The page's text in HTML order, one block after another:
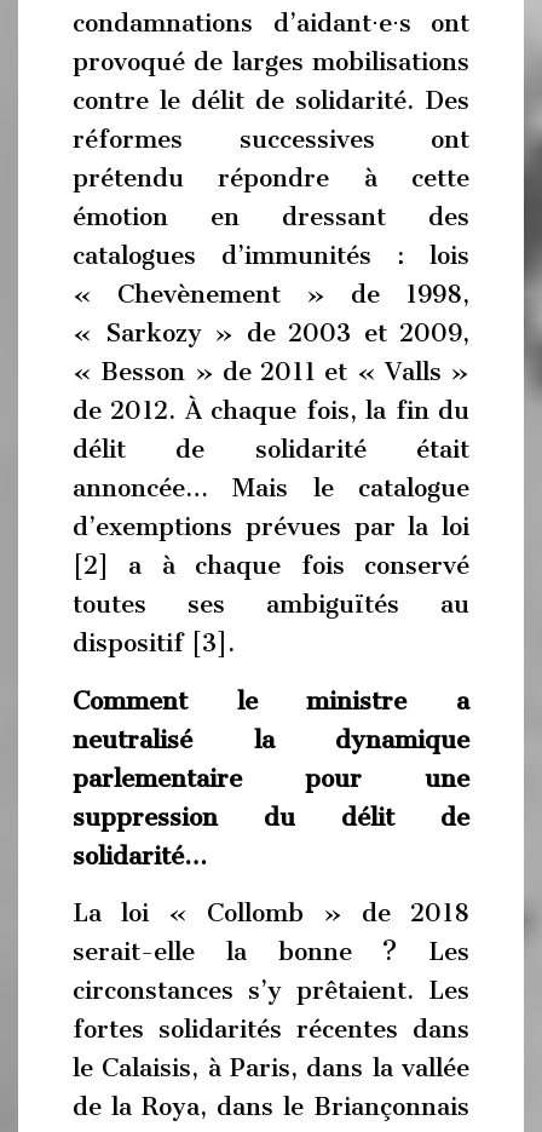
condamnations d’aidant⋅e⋅s ont
provoqué de larges mobilisations
contre le délit de solidarité. Des
réformes successives ont
prétendu répondre à cette
émotion en dressant des
catalogues d’immunités : lois
« Chevènement » de 1998,
« Sarkozy » de 2003 et 2009,
« Besson » de 2011 et « Valls »
de 2012. À chaque fois, la fin du
délit de solidarité était
annoncée… Mais le catalogue
d’exemptions prévues par la loi
[2] a à chaque fois conservé
toutes ses ambiguïtés au
dispositif [3].
Comment le ministre a
neutralisé la dynamique
parlementaire pour une
suppression du délit de
solidarité…
La loi « Collomb » de 2018
serait-elle la bonne ? Les
circonstances s’y prêtaient. Les
fortes solidarités récentes dans
le Calaisis, à Paris, dans la vallée
de la Roya, dans le Briançonnais